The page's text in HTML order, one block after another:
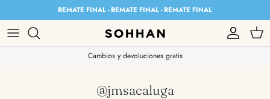
REMATE FINAL - REMATE FINAL - REMATE FINAL
Account
Cart
Cambios y devoluciones gratis
@jmsacaluga